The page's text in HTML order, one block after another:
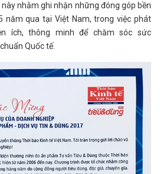
nhằm ghi nhận những đóng góp bền
năm qua tại Việt Nam, trong việc phát
ích, thông minh để chăm sóc sức
Quốc tế.